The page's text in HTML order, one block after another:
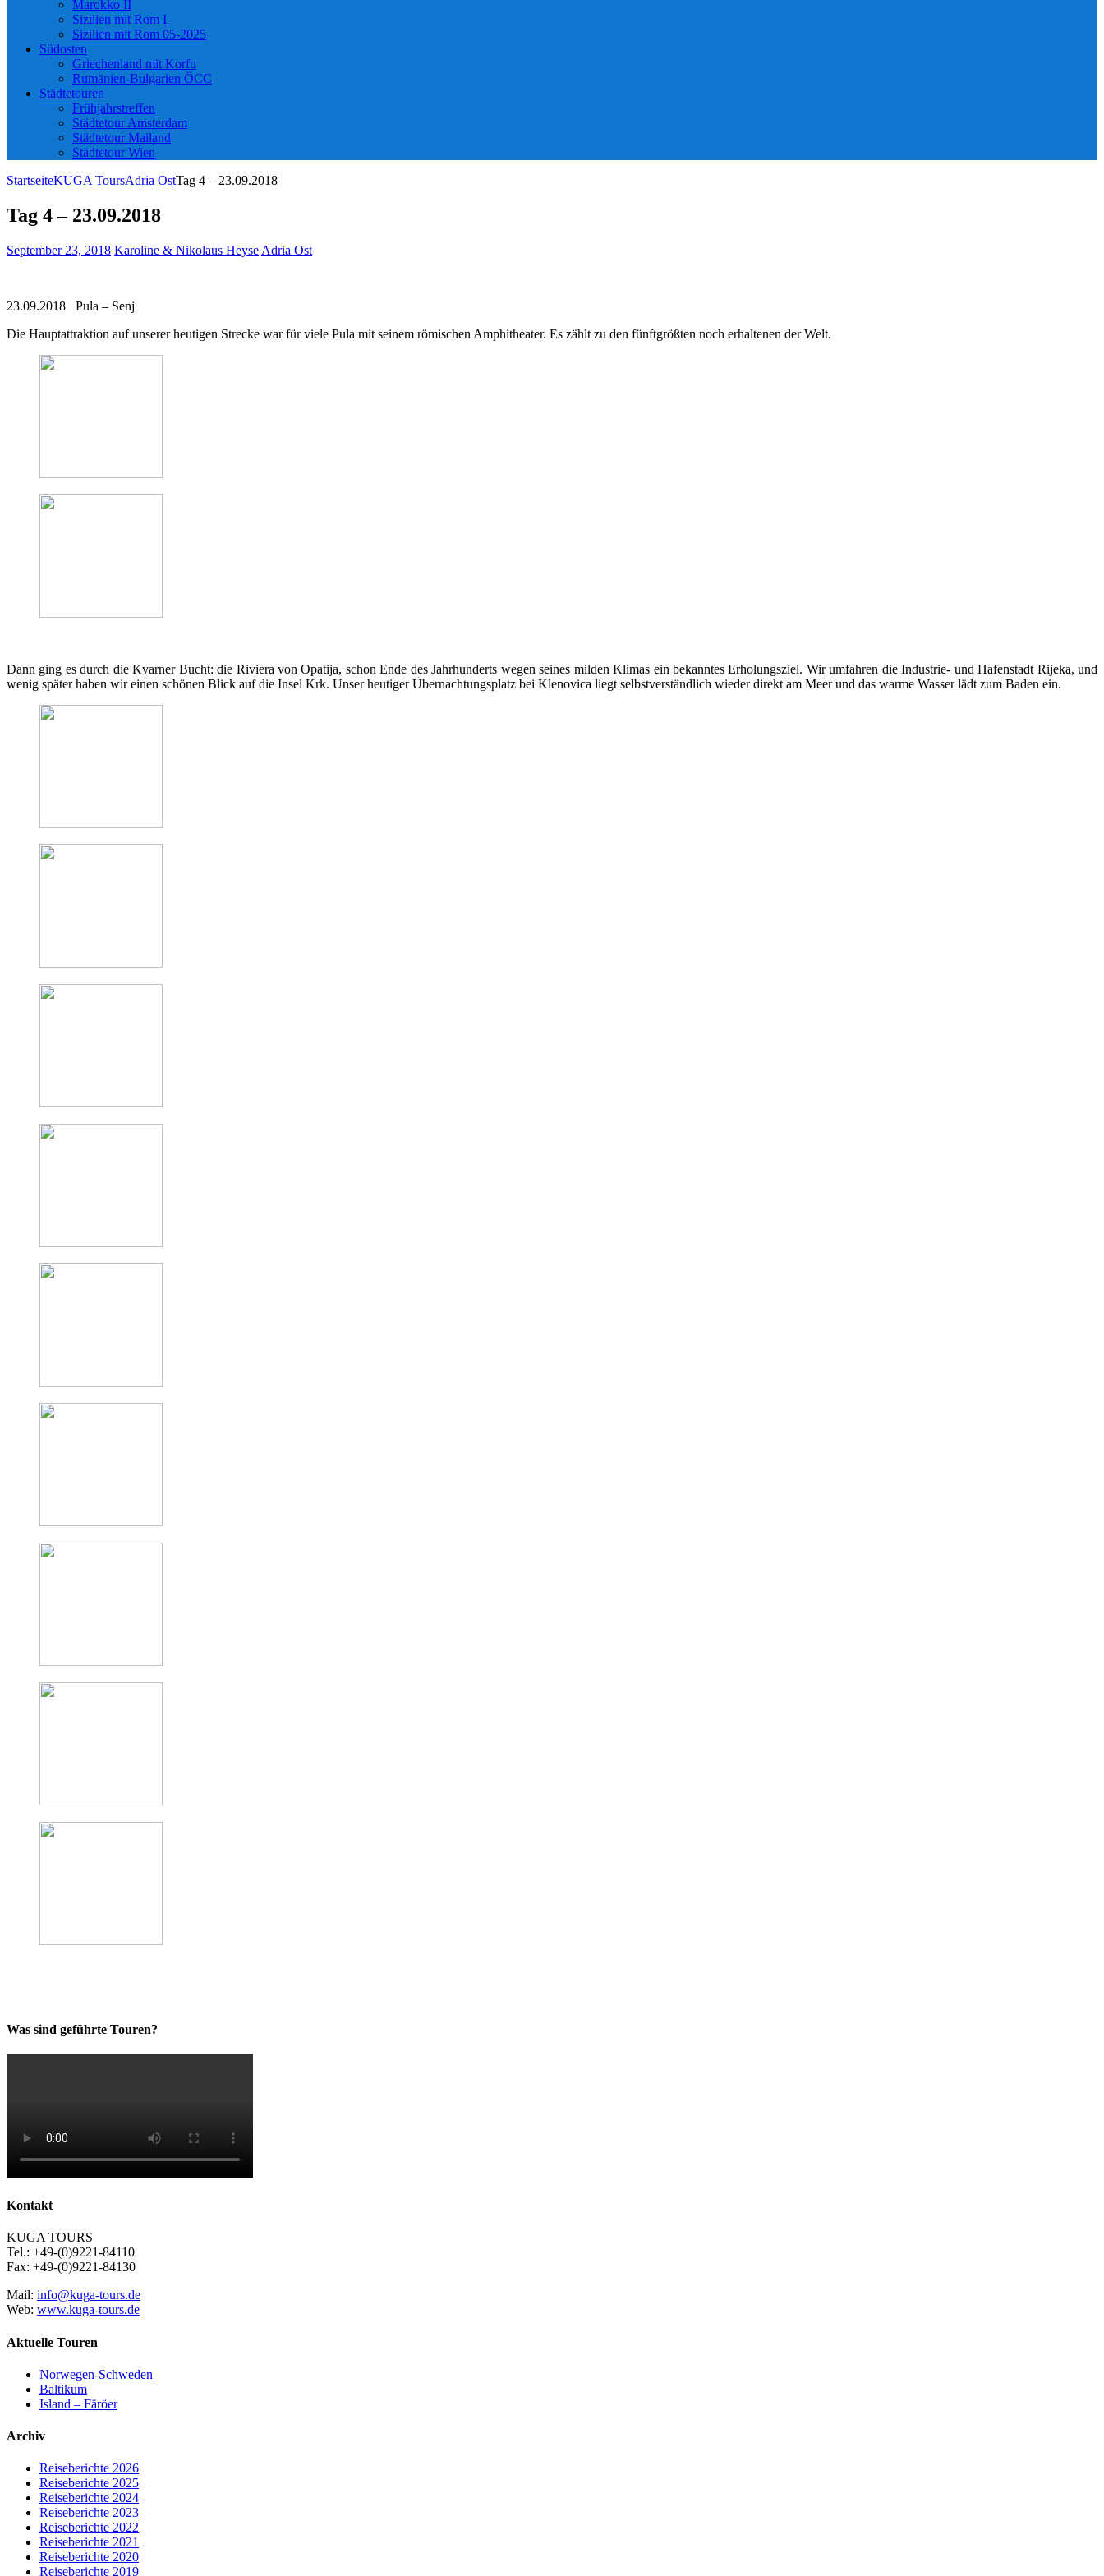
Marokko II
Sizilien mit Rom I
Sizilien mit Rom 05-2025
Südosten
Griechenland mit Korfu
Rumänien-Bulgarien ÖCC
Städtetouren
Frühjahrstreffen
Städtetour Amsterdam
Städtetour Mailand
Städtetour Wien
StartseiteKUGA ToursAdria OstTag 4 – 23.09.2018
Tag 4 – 23.09.2018
September 23, 2018 Karoline & Nikolaus Heyse Adria Ost
23.09.2018 Pula – Senj
Die Hauptattraktion auf unserer heutigen Strecke war für viele Pula mit seinem römischen Amphitheater. Es zählt zu den fünftgrößten noch erhaltenen der Welt.
Dann ging es durch die Kvarner Bucht: die Riviera von Opatija, schon Ende des Jahrhunderts wegen seines milden Klimas ein bekanntes Erholungsziel. Wir umfahren die Industrie- und Hafenstadt Rijeka, und
wenig später haben wir einen schönen Blick auf die Insel Krk. Unser heutiger Übernachtungsplatz bei Klenovica liegt selbstverständlich wieder direkt am Meer und das warme Wasser lädt zum Baden ein.
Was sind geführte Touren?
Kontakt
KUGA TOURS
Tel.: +49-(0)9221-84110
Fax: +49-(0)9221-84130
Mail: info@kuga-tours.de
Web: www.kuga-tours.de
Aktuelle Touren
Norwegen-Schweden
Baltikum
Island – Färöer
Archiv
Reiseberichte 2026
Reiseberichte 2025
Reiseberichte 2024
Reiseberichte 2023
Reiseberichte 2022
Reiseberichte 2021
Reiseberichte 2020
Reiseberichte 2019